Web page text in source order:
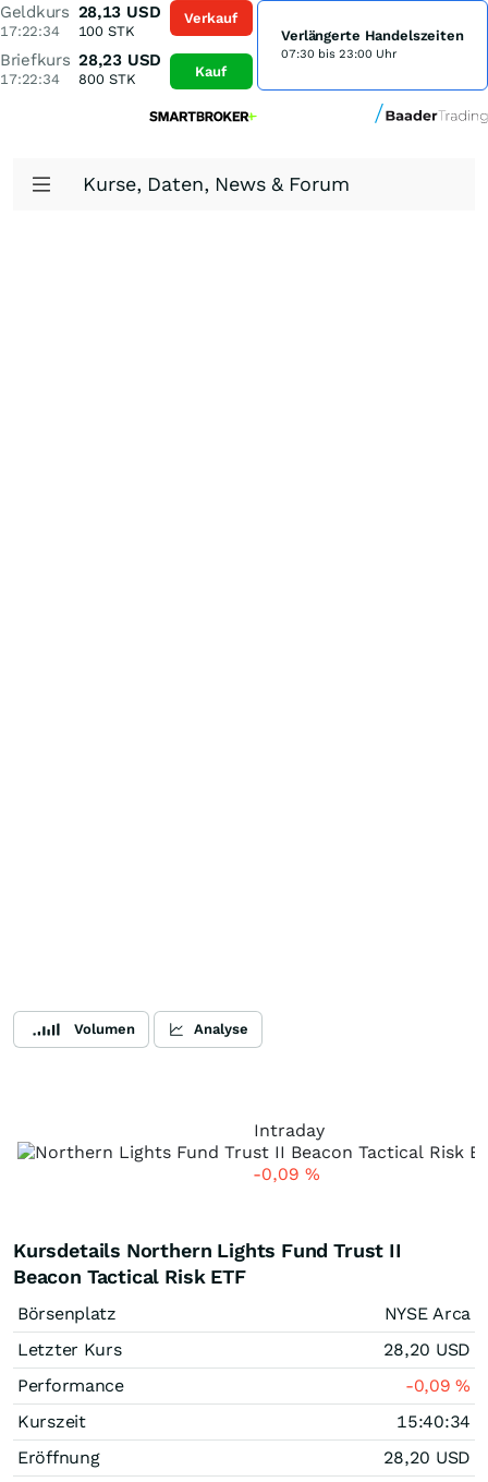
Geldkurs
17:22:34
28,13 USD
100 STK
Briefkurs
17:22:34
28,23 USD
800STK
Verkauf
Kauf
Verlängerte Handelszeiten
07:30 bis 23:00 Uhr
Kurse, Daten, News & Forum
Volumen Analyse
Intraday
-0,09 %
Kursdetails Northern Lights Fund Trust II
Beacon Tactical Risk ETF
Börsenplatz
NYSE Arca
Letzter Kurs
28,20 USD
Performance
-0,09%
Kurszeit
15:40:34
Eröffnung
28,20 USD